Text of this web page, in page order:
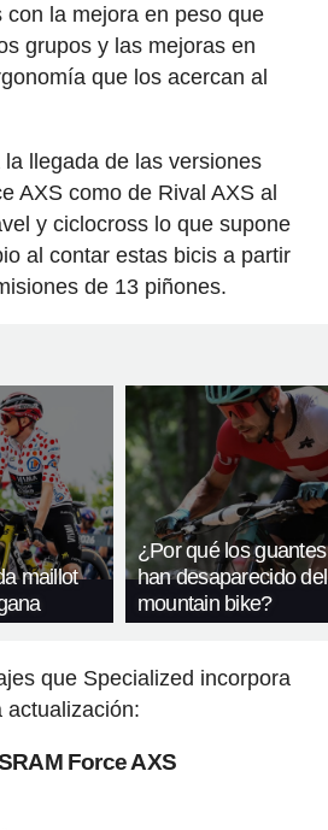
con la mejora en peso que
grupos y las mejoras en
que los acercan al
llegada de las versiones
AXS como de Rival AXS al
y ciclocross lo que supone
al contar estas bicis a partir
de 13 piñones.
maillot
¿Por qué los
han desaparecido del
mountain bike?
que Specialized incorpora
actualización:
Force AXS